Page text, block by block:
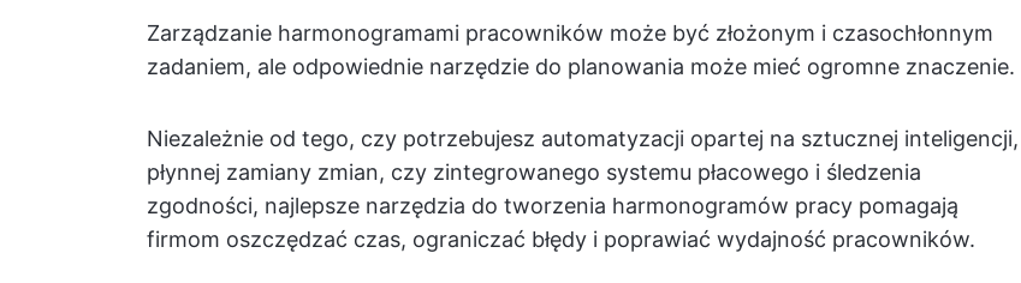
Zarządzanie harmonogramami pracowników może być złożonym i czasochłonnym
zadaniem, ale odpowiednie narzędzie do planowania może mieć ogromne znaczenie.
Niezależnie od tego, czy potrzebujesz automatyzacji opartej na sztucznej inteligencji,
płynnej zamiany zmian, czy zintegrowanego systemu płacowego i śledzenia
zgodności, najlepsze narzędzia do tworzenia harmonogramów pracy pomagają
firmom oszczędzać czas, ograniczać błędy i poprawiać wydajność pracowników.